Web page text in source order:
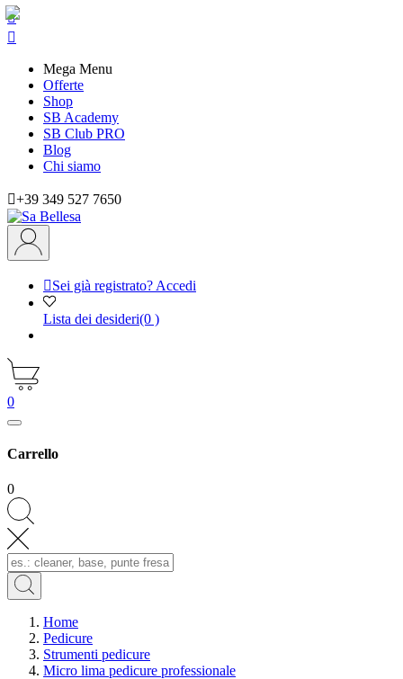


Mega Menu
Offerte
Shop
SB Academy
SB Club PRO
Blog
Chi siamo
+39 349 527 7650
Sei già registrato? Accedi
Lista dei desideri(0 )
0
Carrello
0
Home
Pedicure
Strumenti pedicure
Micro lima pedicure professionale